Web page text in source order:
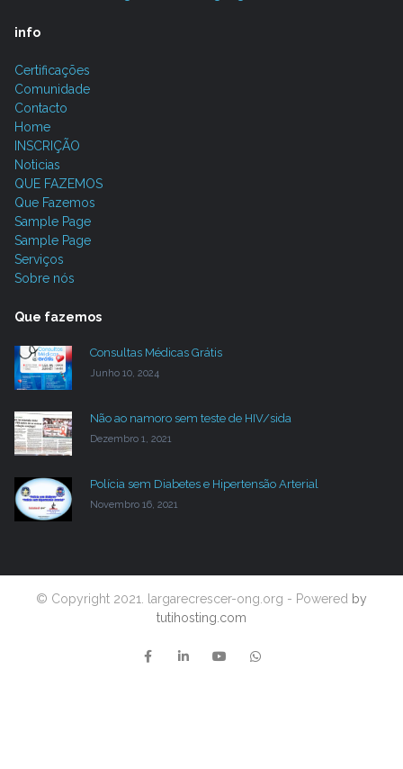
info
Certificações
Comunidade
Contacto
Home
INSCRIÇÃO
Noticias
QUE FAZEMOS
Que Fazemos
Sample Page
Sample Page
Serviços
Sobre nós
Que fazemos
Consultas Médicas Grátis
Junho 10, 2024
Não ao namoro sem teste de HIV/sida
Dezembro 1, 2021
Polícia sem Diabetes e Hipertensão Arterial
Novembro 16, 2021
© Copyright 2021. largarecrescer-ong.org - Powered by
tutihosting.com